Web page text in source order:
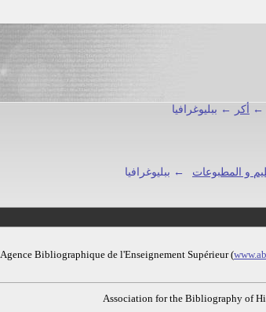
← أكر ← ببليوغرافيا
و المطبوعات ← ببليوغرافيا
Agence Bibliographique de l'Enseignement Supérieur (
Association for the Bibliography of